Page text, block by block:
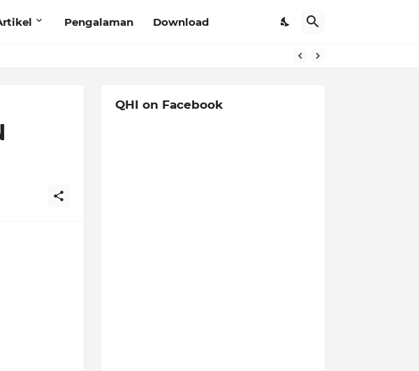
Pengalaman Download
QHI on Facebook